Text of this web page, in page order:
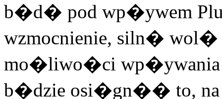
b�d� pod wp�ywem
wzmocnienie, siln�
mo�liwo�ci wp�ywania
b�dzie osi�gn�� to, na